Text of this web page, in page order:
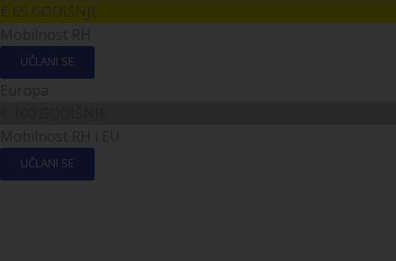
€ 65 GODIŠNJE
UČLANI SE
UČLANI SE